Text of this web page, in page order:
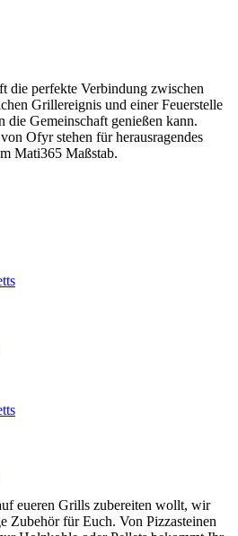
die perfekte Verbindung zwischen
Grillereignis und einer Feuerstelle
die Gemeinschaft genießen kann.
Ofyr stehen für herausragendes
Mati365 Maßstab.
eueren Grills zubereiten wollt, wir
Zubehör für Euch. Von Pizzasteinen